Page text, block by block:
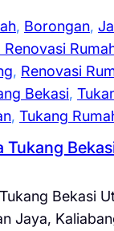
, Borongan,
Renovasi
, Renovasi
Bekasi,
, Tukang
Tukang
Bekasi
Jaya,